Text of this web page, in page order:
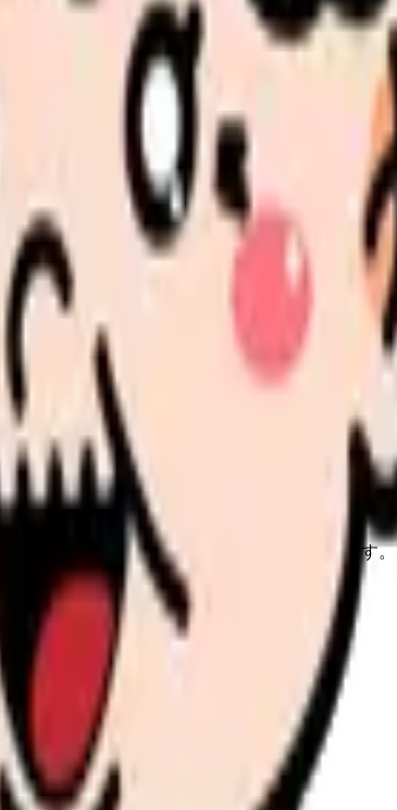
てみませんか。
るべきか、少し休むべきかを一緒に整理します。
条件を比較してから相談できます。